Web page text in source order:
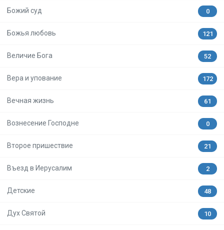
Божий суд 0
Божья любовь 121
Величие Бога 52
Вера и упование 172
Вечная жизнь 61
Вознесение Господне 0
Второе пришествие 21
Въезд в Иерусалим 2
Детские 48
Дух Святой 10